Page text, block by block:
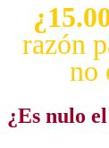
razón
no
¿Es nulo